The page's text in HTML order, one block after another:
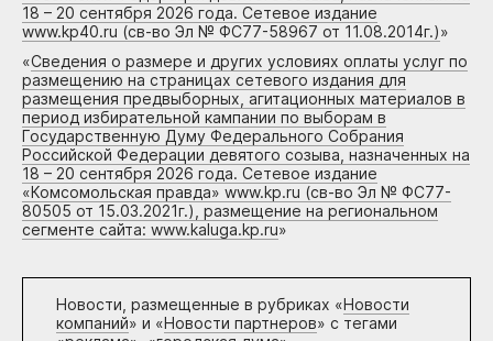
18 – 20 сентября 2026 года. Сетевое издание
www.kp40.ru (св-во Эл № ФС77-58967 от 11.08.2014г.)»
«Сведения о размере и других условиях оплаты услуг по
размещению на страницах сетевого издания для
размещения предвыборных, агитационных материалов в
период избирательной кампании по выборам в
Государственную Думу Федерального Собрания
Российской Федерации девятого созыва, назначенных на
18 – 20 сентября 2026 года. Сетевое издание
«Комсомольская правда» www.kp.ru (св-во Эл № ФС77-
80505 от 15.03.2021г.), размещение на региональном
сегменте сайта: www.kaluga.kp.ru»
Новости, размещенные в рубриках «Новости
компаний» и «Новости партнеров» с тегами